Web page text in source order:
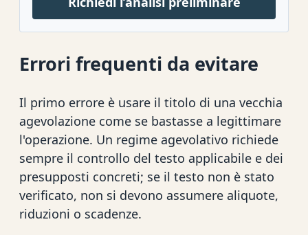
Errori frequenti da evitare
Il primo errore è usare il titolo di una vecchia
agevolazione come se bastasse a legittimare
l'operazione. Un regime agevolativo richiede
sempre il controllo del testo applicabile e dei
presupposti concreti; se il testo non è stato
verificato, non si devono assumere aliquote,
riduzioni o scadenze.